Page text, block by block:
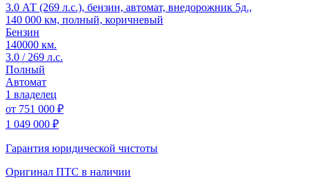
3.0 АТ (269 л.с.), бензин, автомат, внедорожник 5д.,
140 000 км, полный, коричневый
Бензин
140000 км.
3.0 / 269 л.с.
Полный
Автомат
1 владелец
от 751 000 ₽
1 049 000 ₽
Гарантия юридической чистоты
Оригинал ПТС в наличии